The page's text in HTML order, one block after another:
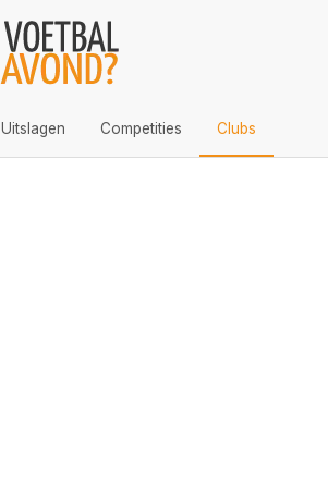
Uitslagen Competities Clubs